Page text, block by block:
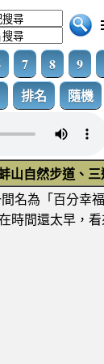
7 8 9
排名 隨機
山自然步道、
名為「百分
時間還太早，